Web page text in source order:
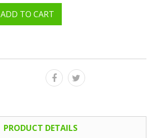
ADD TO CART
PRODUCT DETAILS